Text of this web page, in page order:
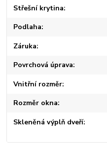
Střešní krytina
Podlaha
Záruka
Povrchová úprava
Vnitřní rozměr
Rozměr okna
Skleněná výplň dveří